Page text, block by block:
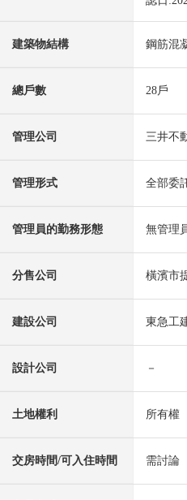
建築物結構 鋼筋混
總戶數 28戶
管理公司 三井不
管理形式 全部委
管理員的勤務形態 無管理
分售公司 橫濱市
建設公司 東急工
設計公司 －
土地權利 所有權
交房時間/可入住時間 需討論